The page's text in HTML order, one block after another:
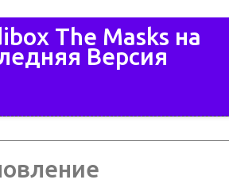
The Masks на
Версия